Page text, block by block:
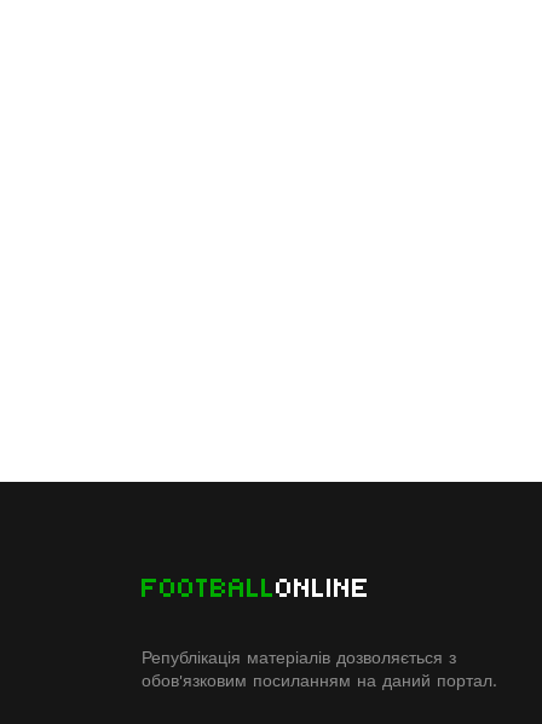
FOOTBALLONLINE
Републікація матеріалів дозволяється з
обов'язковим посиланням на даний портал.